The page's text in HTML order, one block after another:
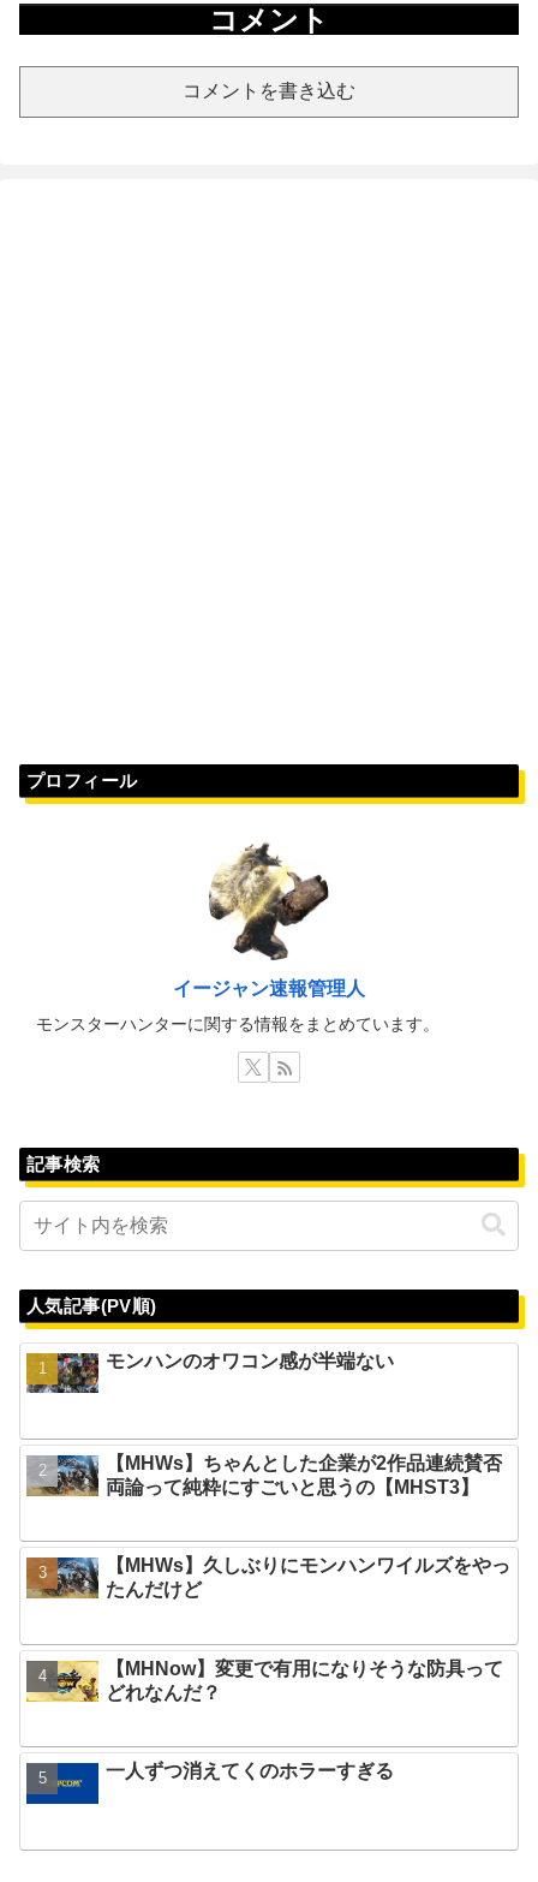
コメント
コメントを書き込む
プロフィール
イージャン速報管理人
モンスターハンターに関する情報をまとめています。
記事検索
人気記事(PV順)
モンハンのオワコン感が半端ない
【MHWs】ちゃんとした企業が2作品連続賛否
両論って純粋にすごいと思うの【MHST3】
【MHWs】久しぶりにモンハンワイルズをやっ
たんだけど
【MHNow】変更で有用になりそうな防具って
どれなんだ？
一人ずつ消えてくのホラーすぎる